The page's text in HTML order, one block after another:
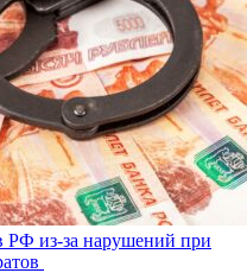
РФ из-за нарушений при